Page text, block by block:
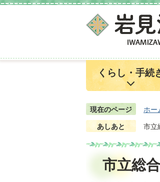
くらし・手続
現在のページ ホー
あしあと
市立
市立総